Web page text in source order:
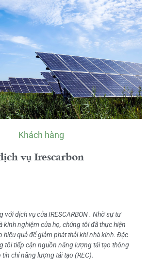
Khách hàng
vụ Irescarbon
với dịch vụ của IRESCARBON . Nhờ sự tư
kinh nghiệm của họ, chúng tôi đã thực hiện
hiệu quả để giảm phát thải khí nhà kính. Đặc
tôi tiếp cận nguồn năng lượng tái tạo thông
chỉ năng lượng tái tạo (REC).